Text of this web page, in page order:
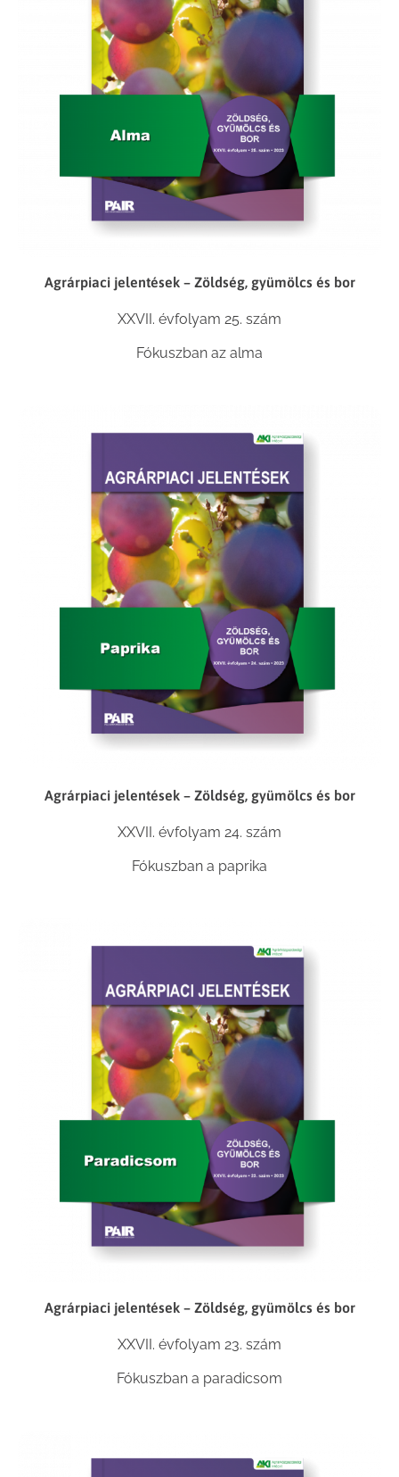
Agrárpiaci jelentések – Zöldség, gyümölcs és bor
XXVII. évfolyam 25. szám
Fókuszban az alma
Agrárpiaci jelentések – Zöldség, gyümölcs és bor
XXVII. évfolyam 24. szám
Fókuszban a paprika
Agrárpiaci jelentések – Zöldség, gyümölcs és bor
XXVII. évfolyam 23. szám
Fókuszban a paradicsom